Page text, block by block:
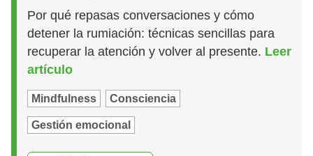
Por qué repasas conversaciones y cómo
detener la rumiación: técnicas sencillas para
recuperar la atención y volver al presente. Leer
artículo
Mindfulness Consciencia
Gestión emocional